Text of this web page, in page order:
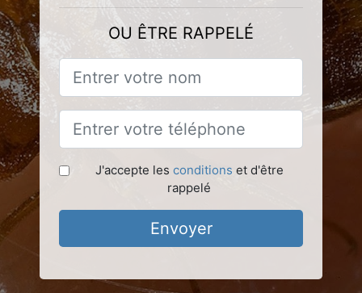
OU ÊTRE RAPPELÉ
J'accepte les conditions et d'être
rappelé
Envoyer